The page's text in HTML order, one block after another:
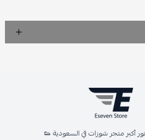
أكبر متجر شوزات في السعودية 👟